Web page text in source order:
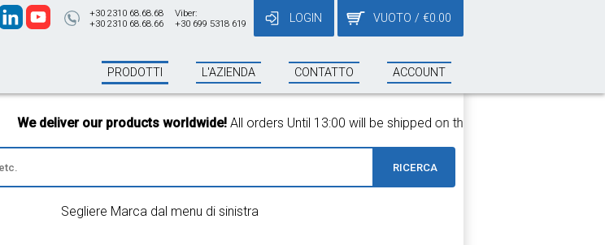
+30 2310 68.68.68
+30 2310 68.68.66
Viber:
+30 699 5318 619
LOGIN VUOTO / €0.00
PRODOTTI L'AZIENDA CONTATTO ACCOUNT
We deliver our products worldwide!All orders Until 13:00 will be shipped on the same day!
RICERCA
Segliere Marca dal menu di sinistra